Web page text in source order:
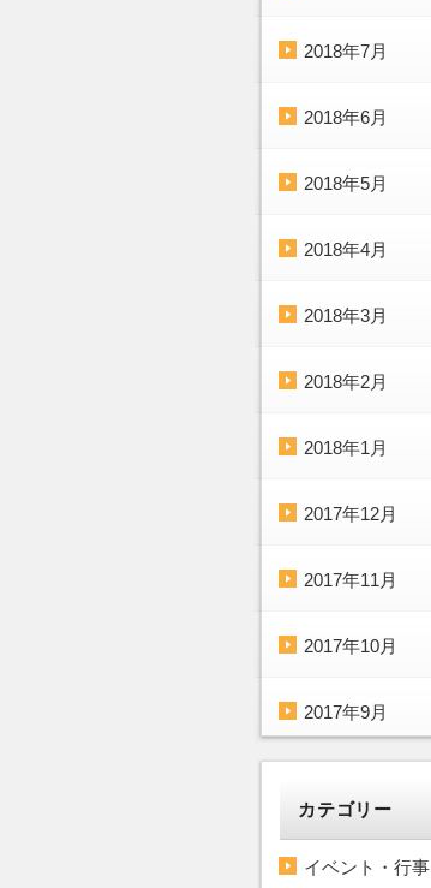
2018年7月
2018年6月
2018年5月
2018年4月
2018年3月
2018年2月
2018年1月
2017年12月
2017年11月
2017年10月
2017年9月
カテゴリー
イベント・行事